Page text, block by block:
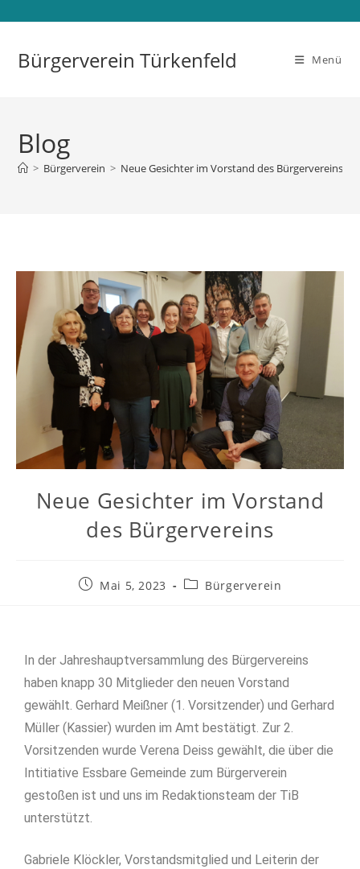
Bürgerverein Türkenfeld Menü
Blog
> Bürgerverein > Neue Gesichter im Vorstand des Bürgervereins
Neue Gesichter im Vorstand
des Bürgervereins
Mai 5, 2023 Bürgerverein
In der Jahreshauptversammlung des Bürgervereins
haben knapp 30 Mitglieder den neuen Vorstand
gewählt. Gerhard Meißner (1. Vorsitzender) und Gerhard
Müller (Kassier) wurden im Amt bestätigt. Zur 2.
Vorsitzenden wurde Verena Deiss gewählt, die über die
Intitiative Essbare Gemeinde zum Bürgerverein
gestoßen ist und uns im Redaktionsteam der TiB
unterstützt.
Gabriele Klöckler, Vorstandsmitglied und Leiterin der